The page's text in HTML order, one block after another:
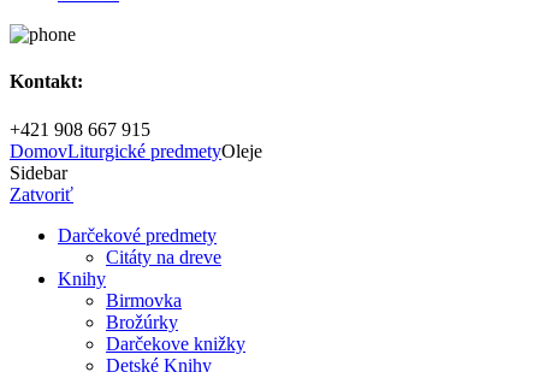
Kontakt:
+421 908 667 915
DomovLiturgické predmetyOleje
Sidebar
Zatvoriť
Darčekové predmety
Citáty na dreve
Knihy
Birmovka
Brožúrky
Darčekove knižky
Detské Knihy